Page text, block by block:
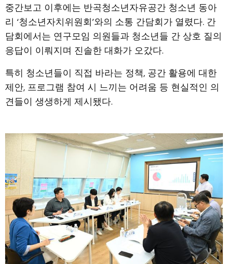
중간보고 이후에는 반곡청소년자유공간 청소년 동아
리 ‘청소년자치위원회’와의 소통 간담회가 열렸다. 간
담회에서는 연구모임 의원들과 청소년들 간 상호 질의
응답이 이뤄지며 진솔한 대화가 오갔다.
특히 청소년들이 직접 바라는 정책, 공간 활용에 대한
제안, 프로그램 참여 시 느끼는 어려움 등 현실적인 의
견들이 생생하게 제시됐다.